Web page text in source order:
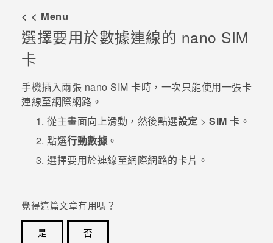
VIVERSE
優惠專區
焦點訊息
企業採購
銷售門市
銷售通路
支援服務
VIVELAND
< < Menu
選擇要用於數據連線的 nano SIM
卡
手機插入兩張 nano SIM 卡時，一次只能使用一張卡
連線至網際網路。
從主畫面向上滑動，然後點選設定 > SIM 卡 。
點選行動數據 。
選擇要用於連線至網際網路的卡片。
覺得這篇文章有用嗎？
是
否